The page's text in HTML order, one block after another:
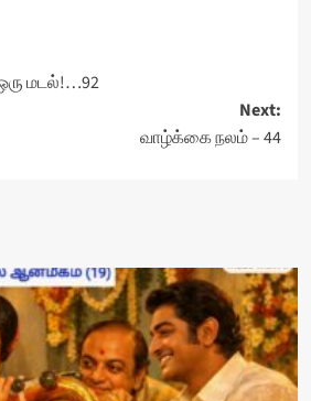
மடல்!…92
Next:
வாழ்க்கை நலம் – 44